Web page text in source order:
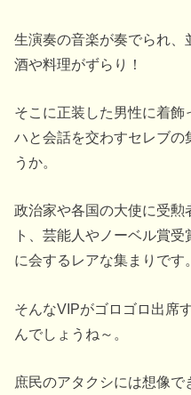
生演奏の音楽が奏でられ
酒や料理がずらり！
そこに正装した男性に着
ハと会話を交わすセレブの
うか。
政治家や各国の大使に受勲
ト、芸能人やノーベル賞
に会するレアな集まりです。
そんなVIPがゴロゴロ出席
んでしょうね～。
庶民のアタクシには想像